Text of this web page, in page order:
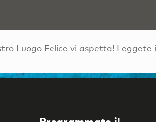
Luogo Felice vi aspetta! Leggete i